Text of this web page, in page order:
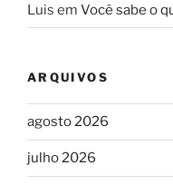
Luis em Você sabe o
ARQUIVOS
agosto 2026
julho 2026